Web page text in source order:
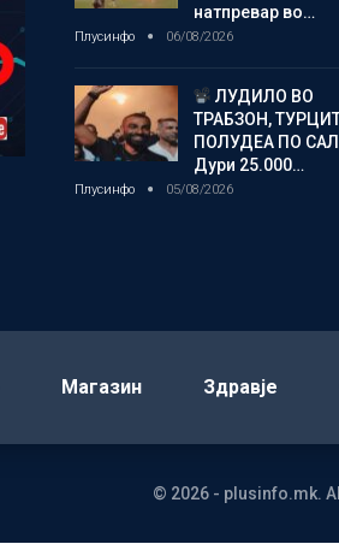
натпревар во…
Плусинфо 06/08/2026
ЛУДИЛО ВО
ТРАБЗОН,
ПОЛУДЕА ПО
Дури 25.000…
Плусинфо 05/08/2026
Магазин Здравје
© 2026 - plusinfo.mk.